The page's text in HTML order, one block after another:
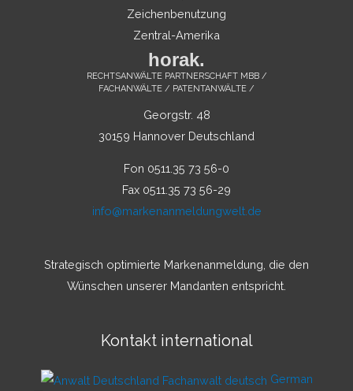
Zeichenbenutzung
Zentral-Amerika
horak.
RECHTSANWÄLTE PARTNERSCHAFT MBB /
FACHANWÄLTE / PATENTANWÄLTE /
Georgstr. 48
30159 Hannover Deutschland
Fon 0511.35 73 56-0
Fax 0511.35 73 56-29
info@markenanmeldungwelt.de
Strategisch optimierte Markenanmeldung, die den
Wünschen unserer Mandanten entspricht.
Kontakt international
German